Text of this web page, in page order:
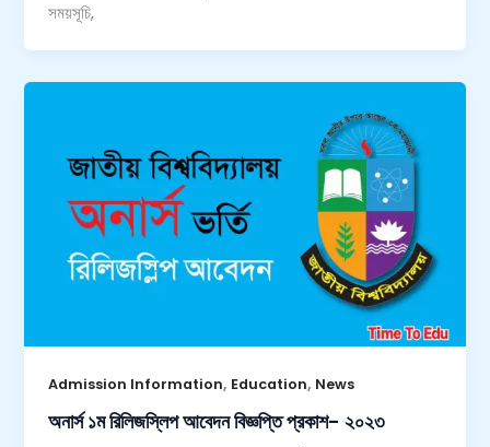
সময়সূচি,
Admission Information, Education, News
অনার্স ১ম রিলিজস্লিপ আবেদন বিজ্ঞপ্তি প্রকাশ- ২০২৩